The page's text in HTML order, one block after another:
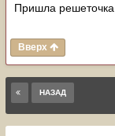
Пришла
Вверх
НАЗАД